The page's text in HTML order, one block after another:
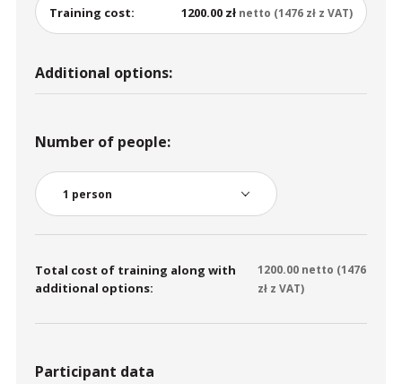
Training cost: 1200.00 zł netto (1476 zł z VAT)
Additional options:
Number of people:
Total cost of training along with
additional options:
1200.00 netto (1476
zł z VAT)
Participant data